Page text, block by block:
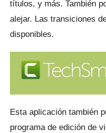
títulos, y más. También
alejar. Las transiciones
disponibles.
Esta aplicación también
programa de edición de